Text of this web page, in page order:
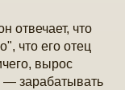
отвечает, что
что его отец
вырос
— зарабатывать